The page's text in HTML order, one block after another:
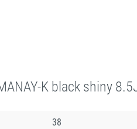
K black shiny
38